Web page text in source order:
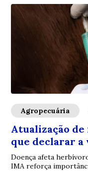
Agropecuária
Atualização
que declarar a
Doença afeta
IMA reforça